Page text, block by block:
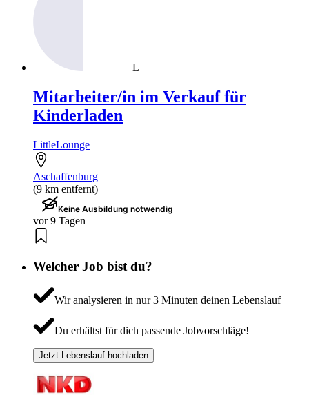
L
Mitarbeiter/in im Verkauf für
Kinderladen
LittleLounge
Aschaffenburg
(9 km entfernt)
Keine Ausbildung notwendig
vor 9 Tagen
Welcher Job bist du?
Wir analysieren in nur 3 Minuten deinen Lebenslauf
Du erhältst für dich passende Jobvorschläge!
Jetzt Lebenslauf hochladen